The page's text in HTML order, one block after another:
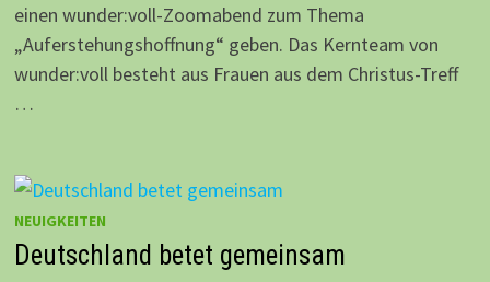
einen wunder:voll-Zoomabend zum Thema
„Auferstehungshoffnung“ geben. Das Kernteam von
wunder:voll besteht aus Frauen aus dem Christus-Treff
…
NEUIGKEITEN
Deutschland betet gemeinsam